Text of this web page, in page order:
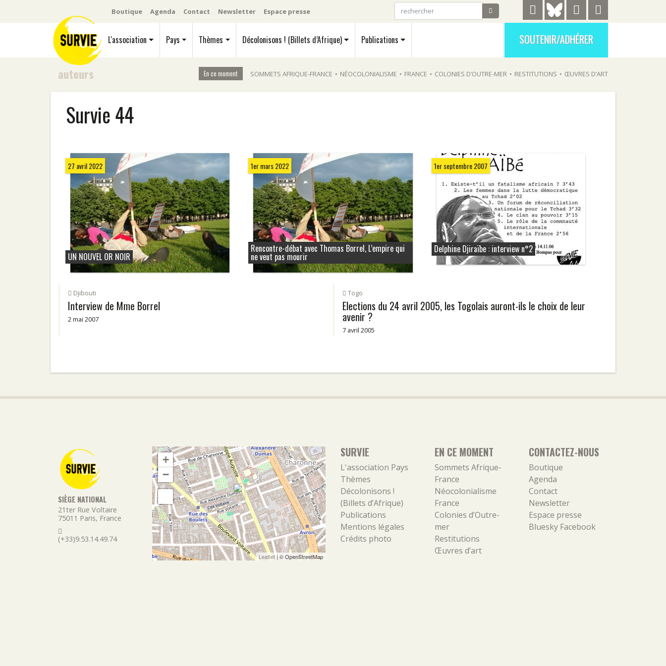
Boutique Agenda Contact Newsletter Espace presse
L'association Pays Thèmes Décolonisons ! (Billets d’Afrique) Publications SOUTENIR/ADHÉRER
auteurs En ce moment SOMMETS AFRIQUE-FRANCE • NÉOCOLONIALISME • FRANCE • COLONIES D’OUTRE-MER • RESTITUTIONS • ŒUVRES D’ART
Survie 44
27 avril 2022
UN NOUVEL OR NOIR
1er mars 2022
Rencontre-débat avec Thomas Borrel, L’empire qui
ne veut pas mourir
1er septembre 2007
Delphine Djiraïbe : interview n°2
Djibouti
Interview de Mme Borrel
2 mai 2007
Togo
Elections du 24 avril 2005, les Togolais auront-ils le choix de leur
avenir ?
7 avril 2005
SIÈGE NATIONAL
21ter Rue Voltaire
75011 Paris, France
(+33)9.53.14.49.74
+
−
Leaflet | ©OpenStreetMap
SURVIE
L'association Pays
Thèmes
Décolonisons !
(Billets d’Afrique)
Publications
Mentions légales
Crédits photo
EN CE MOMENT
Sommets Afrique-
France
Néocolonialisme
France
Colonies d’Outre-
mer
Restitutions
Œuvres d’art
CONTACTEZ-NOUS
Boutique
Agenda
Contact
Newsletter
Espace presse
Bluesky Facebook